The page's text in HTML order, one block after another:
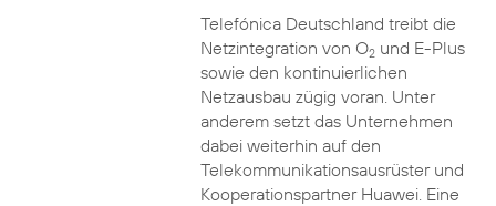
Telefónica Deutschland treibt die
Netzintegration von O2und E-Plus
sowie den kontinuierlichen
Netzausbau zügig voran. Unter
anderem setzt das Unternehmen
dabei weiterhin auf den
Telekommunikationsausrüster und
Kooperationspartner Huawei. Eine